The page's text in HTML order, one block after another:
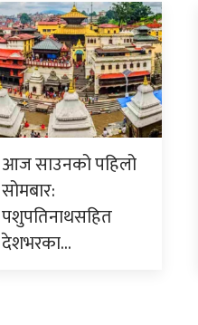
आज साउनको पहिलो
सोमबार:
पशुपतिनाथसहित
देशभरका…